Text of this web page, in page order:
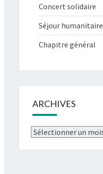
Concert solidaire
Séjour humanitaire
Chapitre général
ARCHIVES
Archives